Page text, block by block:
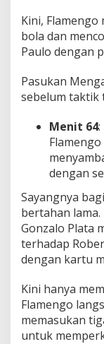
Kini,
bola dan
Paulo dengan
Pasukan
sebelum taktik
Menit 64:
dengan
Sayangnya
bertahan
Gonzalo Plata
terhadap
dengan kartu
Kini hanya
Flamengo
memasukan
untuk